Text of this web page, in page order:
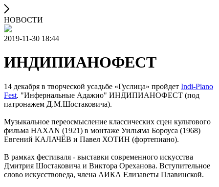
НОВОСТИ
2019-11-30 18:44
ИНДИПИАНОФЕСТ
14 декабря в творческой усадьбе «Гуслица» пройдет Indi-Piano
Fest. "Инфернальные Адажио" ИНДИПИАНОФЕСТ (под
патронажем Д.М.Шостаковича).
Музыкальное переосмысление классических сцен культового
фильма HAXAN (1921) в монтаже Уильяма Бороуса (1968)
Евгений КАЛАЧЁВ и Павел ХОТИН (фортепиано).
В рамках фестиваля - выставки современного искусства
Дмитрия Шостаковича и Виктора Ореханова. Вступительное
слово искусствоведа, члена АИКА Елизаветы Плавинской.